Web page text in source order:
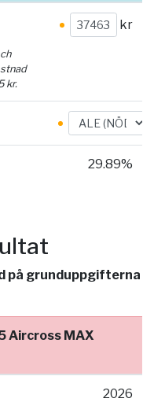
kr
kr.
29.89%
på grunduppgifterna
Aircross MAX
2026